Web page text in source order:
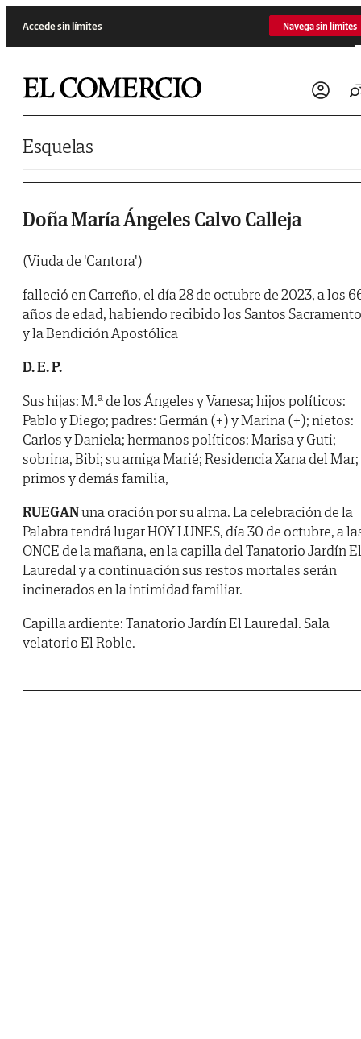
Accede sin límites Navega sin límites
Esquelas
Doña María Ángeles Calvo Calleja
(Viuda de 'Cantora')
falleció en Carreño, el día 28 de octubre de 2023, a los
años de edad, habiendo recibido los Santos
y la Bendición Apostólica
D. E. P.
Sus hijas: M.ª de los Ángeles y Vanesa; hijos políticos:
Pablo y Diego; padres: Germán (+) y Marina (+); nietos:
Carlos y Daniela; hermanos políticos: Marisa y Guti;
sobrina, Bibi; su amiga Marié; Residencia Xana del Mar;
primos y demás familia,
RUEGANuna oración por su alma. La celebración de la
Palabra tendrá lugar HOY LUNES, día 30 de octubre, a
ONCE de la mañana, en la capilla del Tanatorio Jardín El
Lauredal y a continuación sus restos mortales serán
incinerados en la intimidad familiar.
Capilla ardiente: Tanatorio Jardín El Lauredal. Sala
velatorio El Roble.